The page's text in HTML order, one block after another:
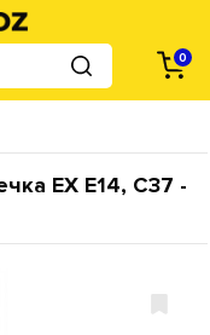
0
ЕХ E14, C37 -